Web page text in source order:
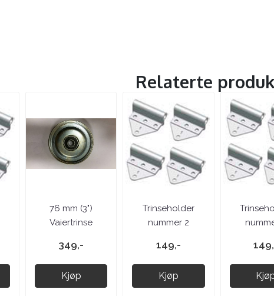
Relaterte
76 mm (3")
Vaiertrinse
349,-
Kjøp
Trinseholder
nummer 2
149,-
Kjøp